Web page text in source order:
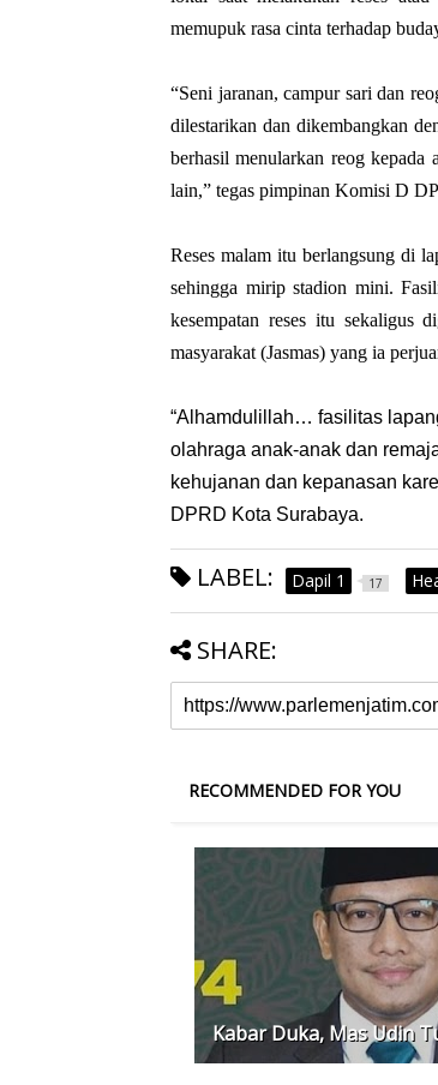
memupuk rasa cinta terhadap
“Seni jaranan, campur sari dan
dilestarikan dan dikembangkan
berhasil menularkan reog
lain,” tegas pimpinan Komisi D
Reses malam itu berlangsung di
sehingga mirip stadion mini.
kesempatan reses itu sekaligus
masyarakat (Jasmas) yang ia
“Alhamdulillah… fasilitas
olahraga anak-anak dan
kehujanan dan kepanasan
DPRD Kota Surabaya.
LABEL: Dapil 1 17
SHARE:
RECOMMENDED FOR YOU
Kabar Duka, Mas Udin